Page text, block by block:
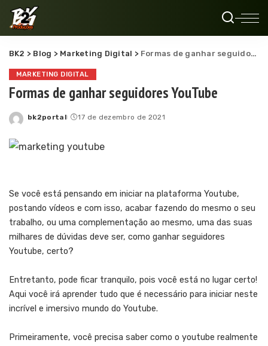
BK2 > Blog > Marketing Digital > Formas de ganhar seguidores YouTube
MARKETING DIGITAL
Formas de ganhar seguidores YouTube
Posted
bk2portal 17 de dezembro de 2021
Se você está pensando em iniciar na plataforma Youtube,
postando vídeos e com isso, acabar fazendo do mesmo o seu
trabalho, ou uma complementação ao mesmo, uma das suas
milhares de dúvidas deve ser, como ganhar seguidores
Youtube, certo?
Entretanto, pode ficar tranquilo, pois você está no lugar certo!
Aqui você irá aprender tudo que é necessário para iniciar neste
incrível e imersivo mundo do Youtube.
Primeiramente, você precisa saber como o youtube realmente